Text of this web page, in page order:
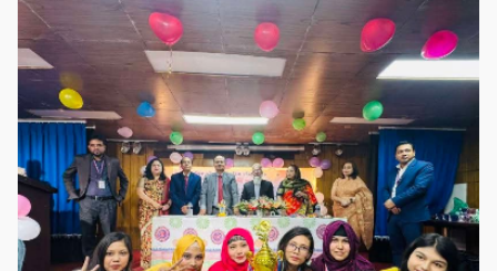
গৌরবের মুহূর্ত
গৌরবের মুহূর্ত